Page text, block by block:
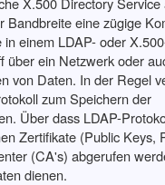
Bandbreite eine zügige
einem LDAP- oder
über ein Netzwerk oder
von Daten. In der Regel
zum Speichern der
Über dass LDAP-
Zertifikate (Public Keys,
(CA's) abgerufen
dienen.